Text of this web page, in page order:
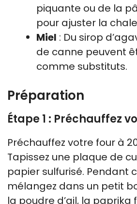
piquante ou de la
pour ajuster la
Miel : Du sirop
de canne peuvent
comme substituts.
Préparation
Étape 1 : Préchauffez
Préchauffez votre four à
Tapissez une plaque de
papier sulfurisé. Pendant
mélangez dans un petit
la poudre d’ail, la paprika